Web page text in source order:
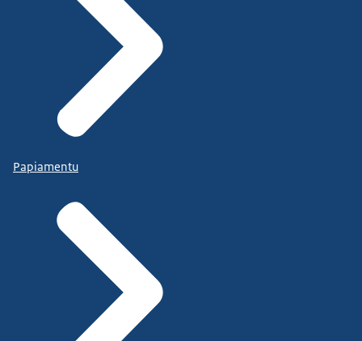
Papiamentu